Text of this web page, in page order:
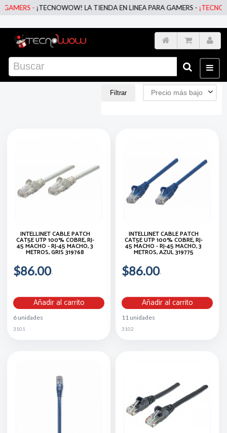
-¡TECNOWOW! LA TIENDA EN LINEA PARA GAMERS -
Filtrar Precio más bajo
INTELLINET CABLE PATCH
CAT5E UTP 100% COBRE, RJ-
45 MACHO - RJ-45 MACHO, 3
METROS, GRIS 319768
$86.00
Añadir al carrito
6 unidades
3101
INTELLINET CABLE PATCH
CAT5E UTP 100% COBRE, RJ-
45 MACHO - RJ-45 MACHO, 3
METROS, AZUL 319775
$86.00
Añadir al carrito
11 unidades
3102